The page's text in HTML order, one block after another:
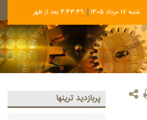
شنبه 17 مرداد 1405 4:43:50 بعد از ظهر
پربازديد ترينها